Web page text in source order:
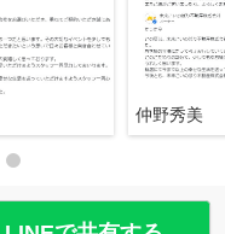
仲野秀美